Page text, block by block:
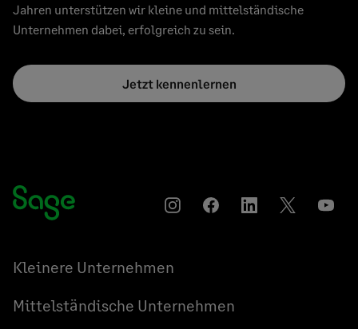
Jahren unterstützen wir kleine und mittelständische
Unternehmen dabei, erfolgreich zu sein.
Jetzt kennenlernen
Instagram
Auf
Auf
Auf
Kleinere Unternehmen
Mittelständische Unternehmen